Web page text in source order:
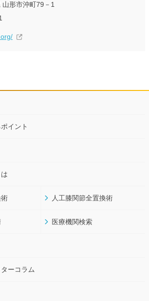
形市沖町79－1
イント
人工膝関節全置換術
医療機関検索
ーコラム